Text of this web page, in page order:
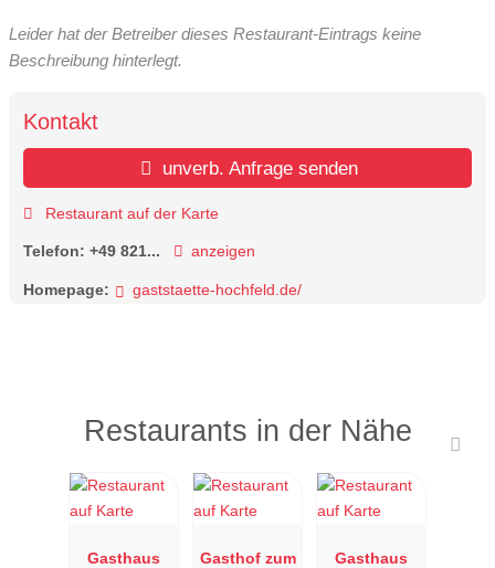
Leider hat der Betreiber dieses Restaurant-Eintrags keine
Beschreibung hinterlegt.
Kontakt
unverb. Anfrage senden
Restaurant auf der Karte
Telefon: +49 821... anzeigen
Homepage: gaststaette-hochfeld.de/
Restaurants in der Nähe
Gasthaus
Gasthof zum
Gasthaus